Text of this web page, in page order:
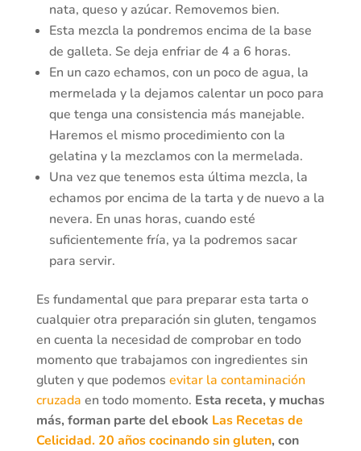
nata, queso y azúcar. Removemos bien.
Esta mezcla la pondremos encima de la base
de galleta. Se deja enfriar de 4 a 6 horas.
En un cazo echamos, con un poco de agua, la
mermelada y la dejamos calentar un poco para
que tenga una consistencia más manejable.
Haremos el mismo procedimiento con la
gelatina y la mezclamos con la mermelada.
Una vez que tenemos esta última mezcla, la
echamos por encima de la tarta y de nuevo a la
nevera. En unas horas, cuando esté
suficientemente fría, ya la podremos sacar
para servir.
Es fundamental que para preparar esta tarta o
cualquier otra preparación sin gluten, tengamos
en cuenta la necesidad de comprobar en todo
momento que trabajamos con ingredientes sin
gluten y que podemos evitar la contaminación
cruzada en todo momento. Esta receta, y muchas
más, forman parte del ebook Las Recetas de
Celicidad. 20 años cocinando sin gluten, con